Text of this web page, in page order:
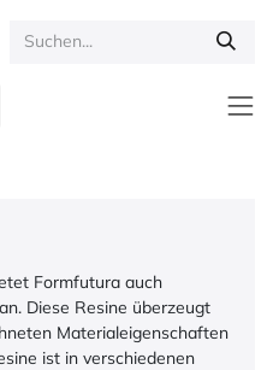
Formfutura auch
Diese Resine überzeugt
Materialeigenschaften
ist in verschiedenen